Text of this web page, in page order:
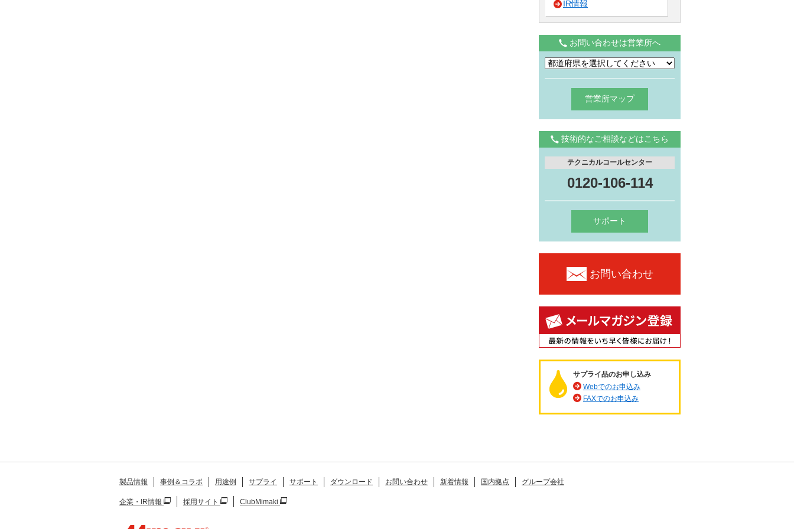
IR情報
お問い合わせは営業所へ
営業所マップ
技術的なご相談などはこちら
テクニカルコールセンター
0120-106-114
サポート
お問い合わせ
サプライ品のお申し込み
Webでのお申込み
FAXでのお申込み
製品情報 事例＆コラボ 用途例 サプライ サポート ダウンロード お問い合わせ 新着情報 国内拠点 グループ会社
企業・IR情報 採用サイト ClubMimaki